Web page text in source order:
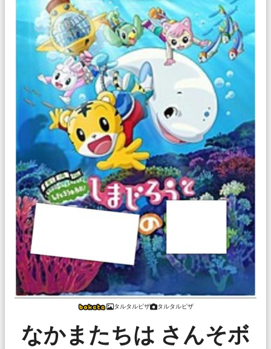
タルタルピザ タルタルピザ
なかまたちは さんそボ